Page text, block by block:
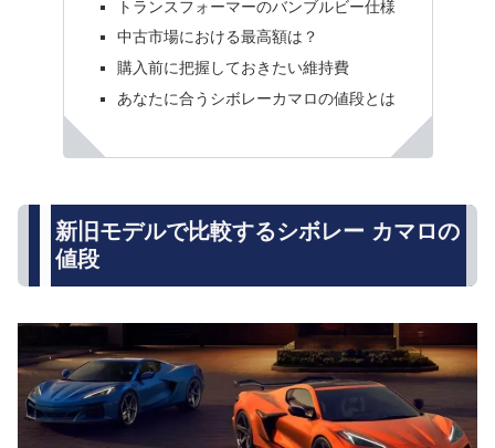
トランスフォーマーのバンブルビー仕様
中古市場における最高額は？
購入前に把握しておきたい維持費
あなたに合うシボレーカマロの値段とは
新旧モデルで比較するシボレー カマロの
値段